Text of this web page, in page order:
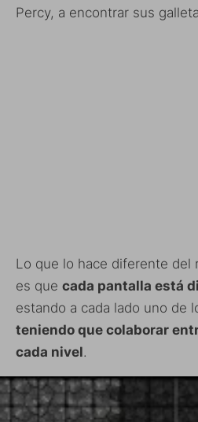
Percy, a encontrar sus
Lo que lo hace diferente del
es que cada pantalla está
estando a cada lado uno de
teniendo que colaborar
cada nivel.